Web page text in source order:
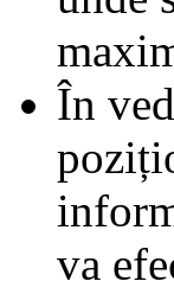
În
va